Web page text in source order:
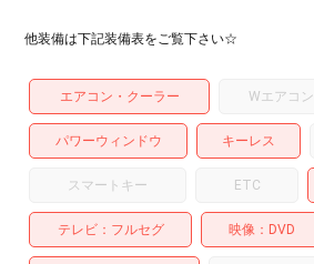
他装備は下記装備表をご覧下さい☆
エアコン・クーラー Wエアコン
パワーウィンドウ キーレス
スマートキー ETC
テレビ フルセグ 映像 DVD